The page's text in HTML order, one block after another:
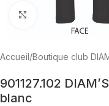
Click to enlarge
Accueil/Boutique club
901127.102
blanc